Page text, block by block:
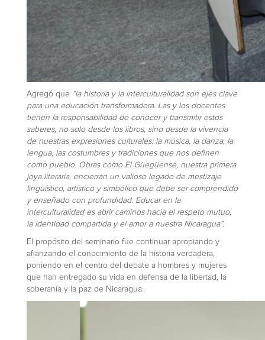
Agregó que “la historia y la interculturalidad son ejes clave
para una educación transformadora. Las y los docentes
tienen la responsabilidad de conocer y transmitir estos
saberes, no solo desde los libros, sino desde la vivencia
de nuestras expresiones culturales: la música, la danza, la
lengua, las costumbres y tradiciones que nos definen
como pueblo. Obras como El Güegüense, nuestra primera
joya literaria, encierran un valioso legado de mestizaje
lingüístico, artístico y simbólico que debe ser comprendido
y enseñado con profundidad. Educar en la
interculturalidad es abrir caminos hacia el respeto mutuo,
la identidad compartida y el amor a nuestra Nicaragua”.
El propósito del seminario fue continuar apropiando y
afianzando el conocimiento de la historia verdadera,
poniendo en el centro del debate a hombres y mujeres
que han entregado su vida en defensa de la libertad, la
soberanía y la paz de Nicaragua.